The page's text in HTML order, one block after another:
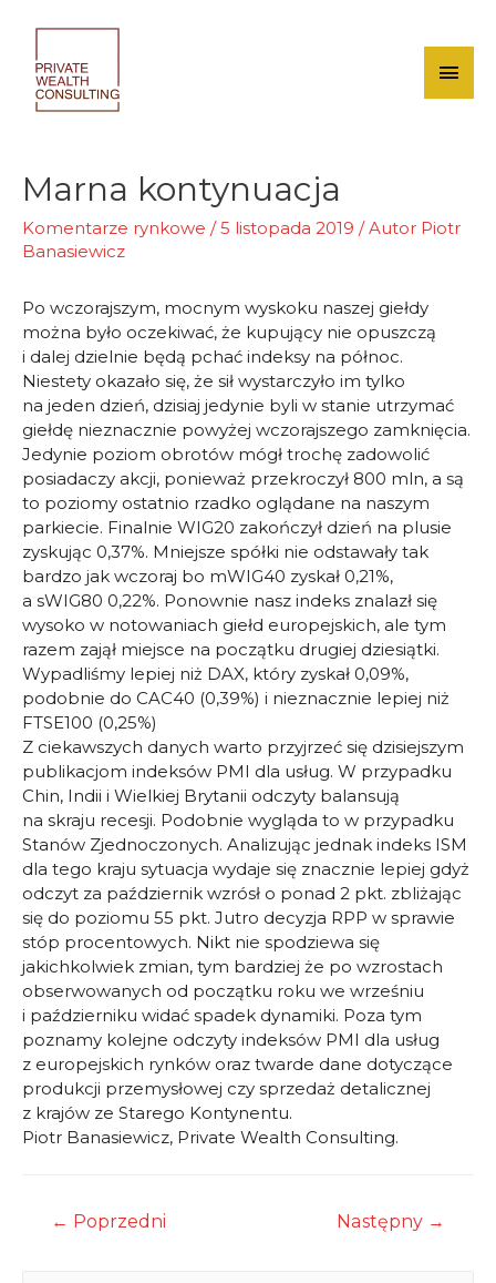
content
Main
Marna kontynuacja
Komentarze rynkowe /5 listopada 2019 / Autor Piotr
Banasiewicz
Po wczorajszym, mocnym wyskoku naszej giełdy
można było oczekiwać, że kupujący nie opuszczą
i dalej dzielnie będą pchać indeksy na północ.
Niestety okazało się, że sił wystarczyło im tylko
na jeden dzień, dzisiaj jedynie byli w stanie utrzymać
giełdę nieznacznie powyżej wczorajszego zamknięcia.
Jedynie poziom obrotów mógł trochę zadowolić
posiadaczy akcji, ponieważ przekroczył 800 mln, a są
to poziomy ostatnio rzadko oglądane na naszym
parkiecie. Finalnie WIG20 zakończył dzień na plusie
zyskując 0,37%. Mniejsze spółki nie odstawały tak
bardzo jak wczoraj bo mWIG40 zyskał 0,21%,
a sWIG80 0,22%. Ponownie nasz indeks znalazł się
wysoko w notowaniach giełd europejskich, ale tym
razem zajął miejsce na początku drugiej dziesiątki.
Wypadliśmy lepiej niż DAX, który zyskał 0,09%,
podobnie do CAC40 (0,39%) i nieznacznie lepiej niż
FTSE100 (0,25%)
Z ciekawszych danych warto przyjrzeć się dzisiejszym
publikacjom indeksów PMI dla usług. W przypadku
Chin, Indii i Wielkiej Brytanii odczyty balansują
na skraju recesji. Podobnie wygląda to w przypadku
Stanów Zjednoczonych. Analizując jednak indeks ISM
dla tego kraju sytuacja wydaje się znacznie lepiej gdyż
odczyt za październik wzrósł o ponad 2 pkt. zbliżając
się do poziomu 55 pkt. Jutro decyzja RPP w sprawie
stóp procentowych. Nikt nie spodziewa się
jakichkolwiek zmian, tym bardziej że po wzrostach
obserwowanych od początku roku we wrześniu
i październiku widać spadek dynamiki. Poza tym
poznamy kolejne odczyty indeksów PMI dla usług
z europejskich rynków oraz twarde dane dotyczące
produkcji przemysłowej czy sprzedaż detalicznej
z krajów ze Starego Kontynentu.
Piotr Banasiewicz, Private Wealth Consulting.
Nawigacja
← Poprzedni Następny →